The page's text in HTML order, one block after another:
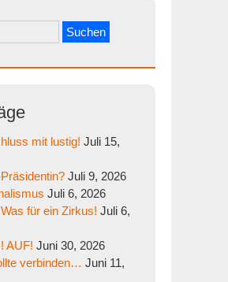
mit lustig! Juli 15,
Juli 9, 2026
Juli 6, 2026
für ein Zirkus! Juli 6,
AUF! Juni 30, 2026
verbinden… Juni 11,